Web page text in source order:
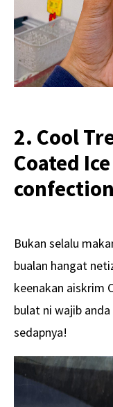
2. Cool
Coated
Bukan selalu
bualan hangat
keenakan aiskrim
bulat ni wajib
sedapnya!